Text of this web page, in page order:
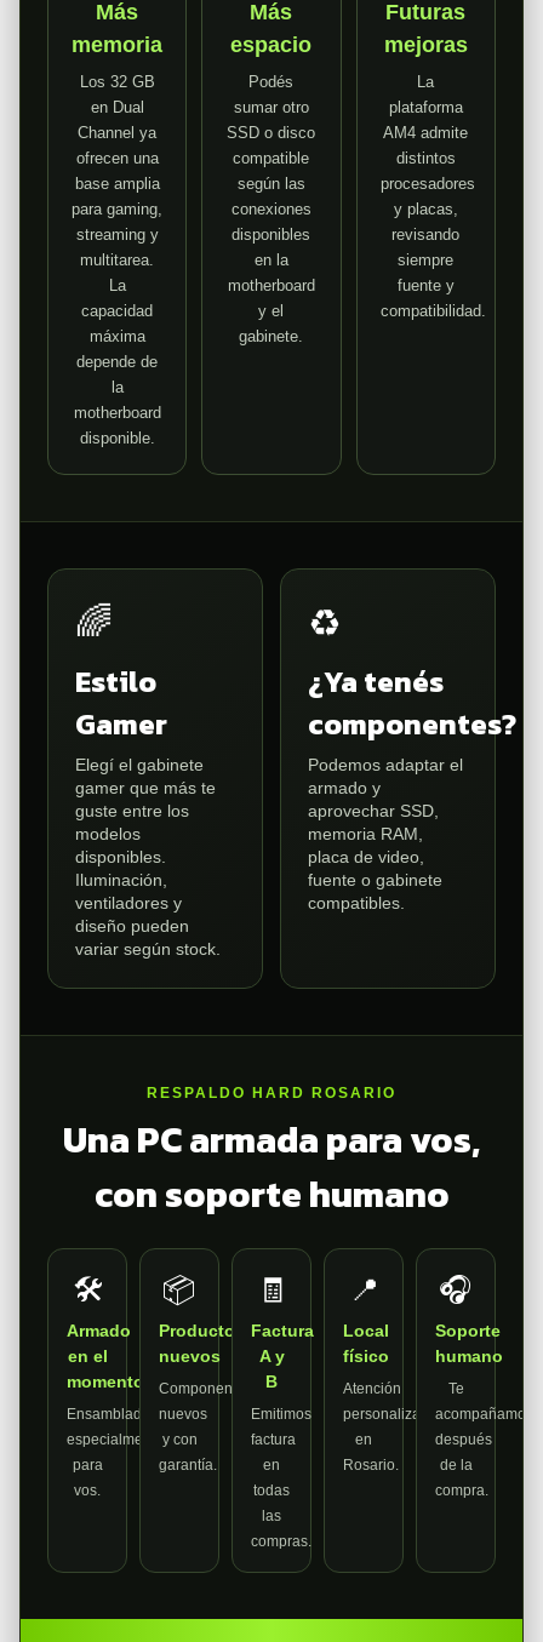
Más
memoria
Los 32 GB
en Dual
Channel ya
ofrecen una
base amplia
para gaming,
streaming y
multitarea.
La
capacidad
máxima
depende de
la
motherboard
disponible.
Más
espacio
Podés
sumar otro
SSD o disco
compatible
según las
conexiones
disponibles
en la
motherboard
y el
gabinete.
Futuras
mejoras
La
plataforma
AM4 admite
distintos
procesadores
y placas,
revisando
siempre
fuente y
compatibilidad.
🌈
Estilo
Gamer
Elegí el gabinete
gamer que más te
guste entre los
modelos
disponibles.
Iluminación,
ventiladores y
diseño pueden
variar según stock.
♻️
¿Ya tenés
componentes?
Podemos adaptar el
armado y
aprovechar SSD,
memoria RAM,
placa de video,
fuente o gabinete
compatibles.
RESPALDO HARD ROSARIO
Una PC armada para vos,
con soporte humano
🛠️
Armado
en el
momento
Ensamblada
especialmente
para
vos.
📦
Productos
nuevos
Componentes
nuevos
y con
garantía.
🧾
Factura
A y
B
Emitimos
factura
en
todas
las
compras.
📍
Local
físico
Atención
personalizada
en
Rosario.
🎧
Soporte
humano
Te
acompañamos
después
de la
compra.